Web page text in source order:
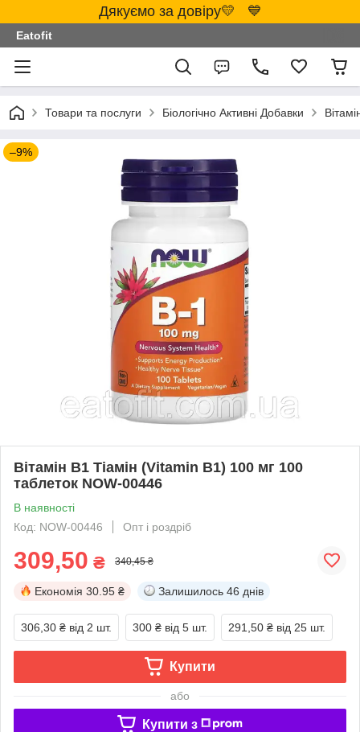
Дякуємо за довіру💛 💙
Eatofit
Товари та послуги Біологічно Активні Добавки
–9%
Вітамін В1 Тіамін (Vitamin B1) 100 мг 100
таблеток NOW-00446
В наявності
Код: NOW-00446
Опт і роздріб
309,50 ₴ 340,45 ₴
Економія 30.95 ₴ Залишилось 46 днів
306,30 ₴ від 2 шт. 300 ₴ від 5 шт. 291,50 ₴ від 25 шт.
Купити
або
Купити з